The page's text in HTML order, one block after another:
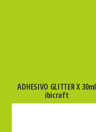
ADHESIVO GLITTER X 30ml
ibicraft